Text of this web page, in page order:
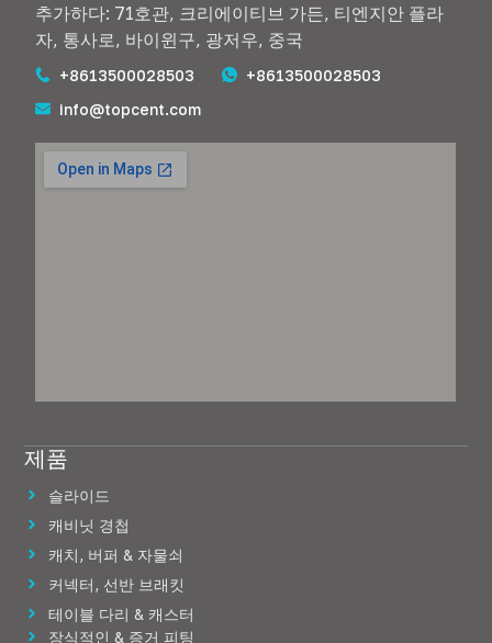
추가하다: 71호관, 크리에이티브 가든, 티엔지안 플라
자, 통사로, 바이윈구, 광저우, 중국
+8613500028503
+8613500028503
info@topcent.com
제품
슬라이드
캐비닛 경첩
캐치, 버퍼 & 자물쇠
커넥터, 선반 브래킷
테이블 다리 & 캐스터
장식적인 & 증거 피팅